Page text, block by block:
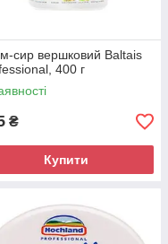
сир вершковий Baltais
400 г
₴
Купити